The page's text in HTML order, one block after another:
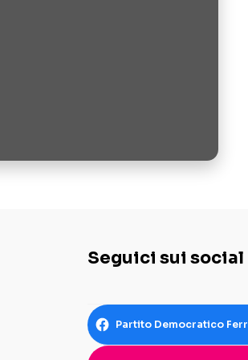
Seguici sui social
Partito Democratico